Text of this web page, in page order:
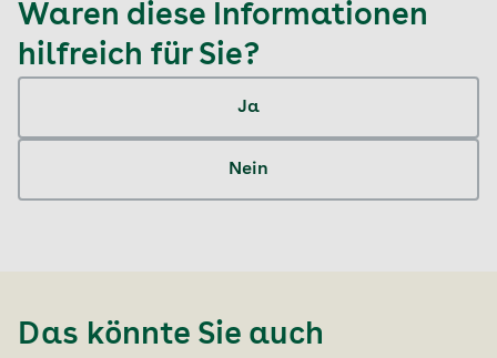
Waren diese Informationen
hilfreich für Sie?
Ja
Nein
Das könnte Sie auch